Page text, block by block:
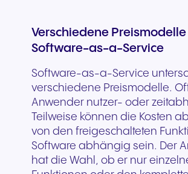
Verschiedene
Software-as-a-Service
Software-as-a-Service
verschiedene Preismodelle.
Anwender nutzer- oder
Teilweise können die Kosten
von den freigeschalteten
Software abhängig sein. Der
hat die Wahl, ob er nur